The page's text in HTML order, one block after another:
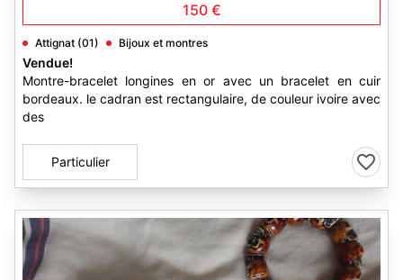
150 €
Attignat (01) Bijoux et montres
Vendue!
Montre-bracelet longines en or avec un bracelet en cuir
bordeaux. le cadran est rectangulaire, de couleur ivoire avec
des
Particulier